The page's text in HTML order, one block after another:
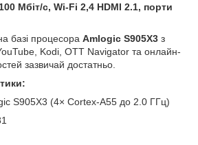
Мбіт/с, Wi-Fi 2,4 HDMI 2.1, порти
базі процесора Amlogic S905X3 з
Kodi, OTT Navigator та онлайн-
зазвичай достатньо.
S905X3 (4× Cortex-A55 до 2.0 ГГц)